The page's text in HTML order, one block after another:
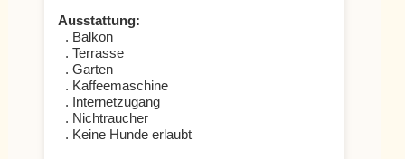
Ausstattung:
. Balkon
. Terrasse
. Garten
. Kaffeemaschine
. Internetzugang
. Nichtraucher
. Keine Hunde erlaubt